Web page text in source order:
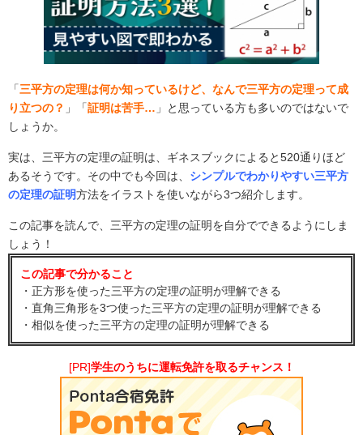
「三平方の定理は何か知っているけど、なんで三平方の定理って成
り立つの？ 」「証明は苦手… 」と思っている方も多いのではないで
しょうか。
実は、三平方の定理の証明は、ギネスブックによると520通りほど
あるそうです。その中でも今回は、 シンプルでわかりやすい三平方
の定理の証明方法をイラストを使いながら3つ紹介します。
この記事を読んで、三平方の定理の証明を自分でできるようにしま
しょう！
この記事で分かること
・正方形を使った三平方の定理の証明が理解できる
・直角三角形を3つ使った三平方の定理の証明が理解できる
・相似を使った三平方の定理の証明が理解できる
[PR]学生のうちに運転免許を取るチャンス！